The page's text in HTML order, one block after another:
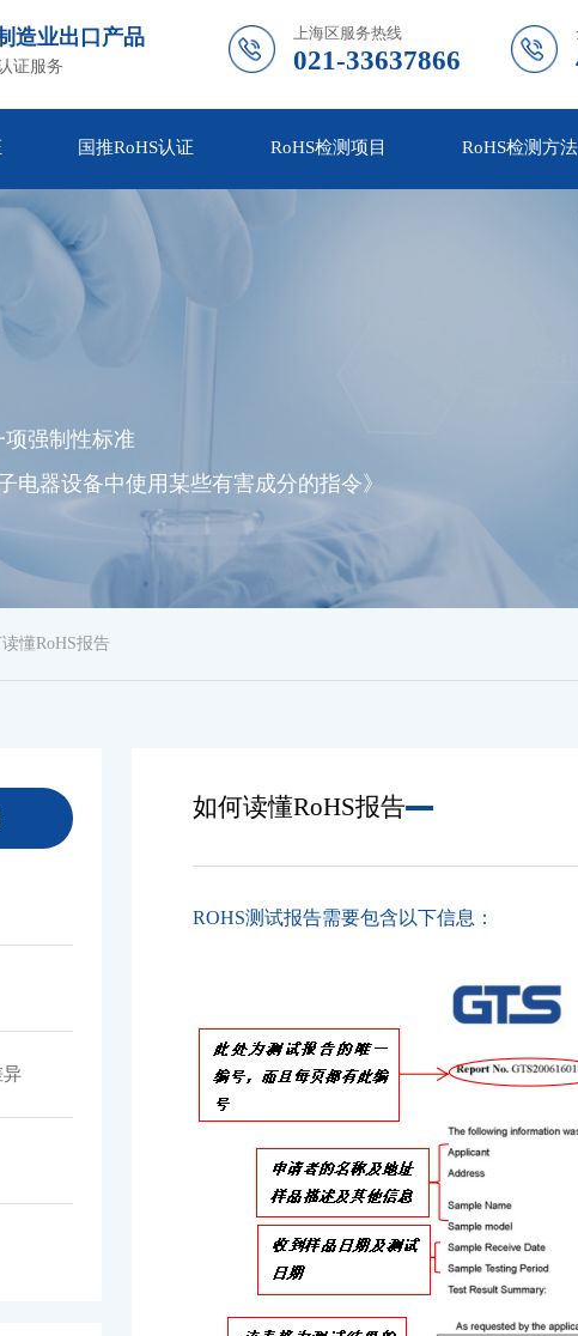
造业出口产品
证服务
上海区服务热线
021-33637866
国推RoHS认证 RoHS检测项目 RoHS检测方法
项强制性标准
电器设备中使用某些有害成分的指令》
懂RoHS报告
异
如何读懂RoHS报告
ROHS测试报告需要包含以下信息：